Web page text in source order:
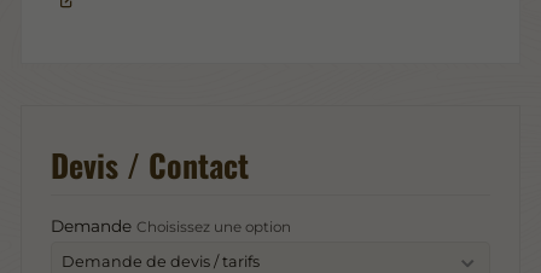
Devis / Contact
Demande Choisissez une option